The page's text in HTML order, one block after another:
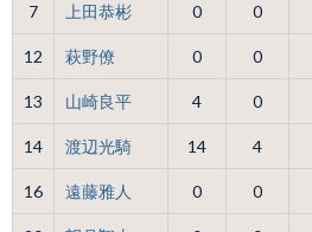
7 上田恭彬 0 0
12 萩野僚 0 0
13 山崎良平 4 0
14 渡辺光騎 14 4
16 遠藤雅人 0 0